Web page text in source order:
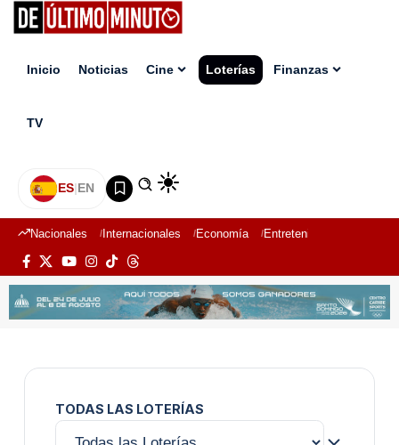
Inicio Noticias Cine Loterías Finanzas
TV
ES|EN
Nacionales Internacionales Economía Entretenimiento
TODAS LAS LOTERÍAS